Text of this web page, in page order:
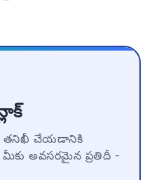
తనిఖీ చేయడానికి
అవసరమైన ప్రతిదీ -